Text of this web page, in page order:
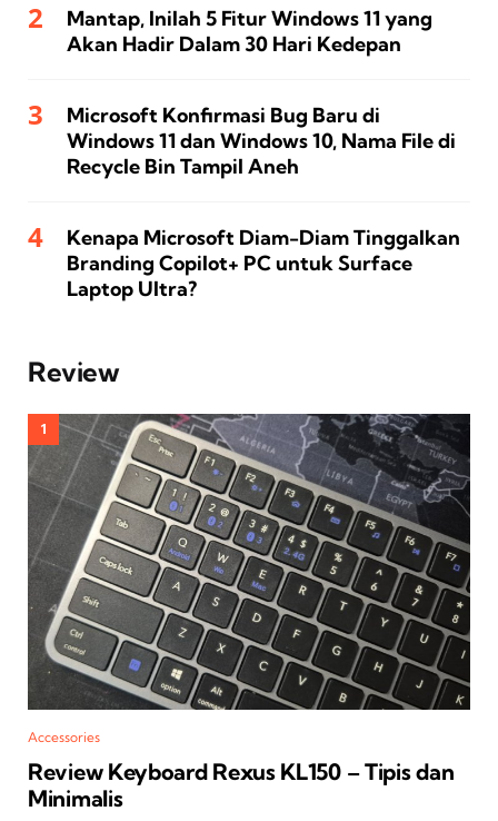
Mantap, Inilah 5 Fitur Windows 11 yang
Akan Hadir Dalam 30 Hari Kedepan
Microsoft Konfirmasi Bug Baru di
Windows 11 dan Windows 10, Nama File di
Recycle Bin Tampil Aneh
Kenapa Microsoft Diam-Diam Tinggalkan
Branding Copilot+ PC untuk Surface
Laptop Ultra?
Review
Accessories
Review Keyboard Rexus KL150 – Tipis dan
Minimalis